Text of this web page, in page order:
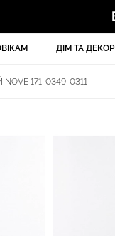
ДІМ ТА ДЕКОР
171-0349-0311